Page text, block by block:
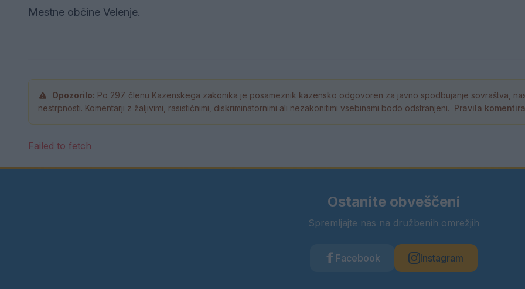
Mestne občine Velenje.
Opozorilo: Po 297. členu Kazenskega zakonika je posameznik kazensko odgovoren za javno spodbujanje sovraštva,
nestrpnosti. Komentarji z žaljivimi, rasističnimi, diskriminatornimi ali nezakonitimi vsebinami bodo odstranjeni.
Pravila
Failed to fetch
Ostanite obveščeni
Spremljajte nas na družbenih omrežjih
Facebook Instagram